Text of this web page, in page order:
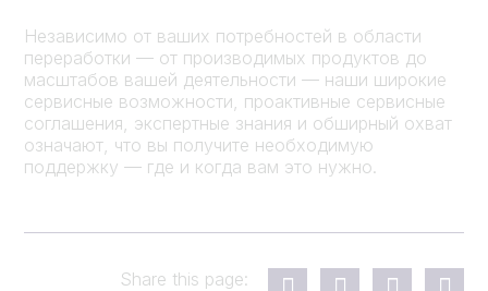
Независимо от ваших потребностей в области
переработки — от производимых продуктов до
масштабов вашей деятельности — наши широкие
сервисные возможности, проактивные сервисные
соглашения, экспертные знания и обширный охват
означают, что вы получите необходимую
поддержку — где и когда вам это нужно.
Share this page: